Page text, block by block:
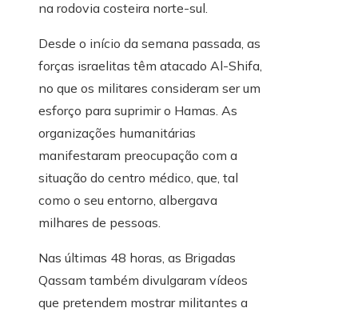
na rodovia costeira norte-sul.
Desde o início da semana passada, as
forças israelitas têm atacado Al-Shifa,
no que os militares consideram ser um
esforço para suprimir o Hamas. As
organizações humanitárias
manifestaram preocupação com a
situação do centro médico, que, tal
como o seu entorno, albergava
milhares de pessoas.
Nas últimas 48 horas, as Brigadas
Qassam também divulgaram vídeos
que pretendem mostrar militantes a